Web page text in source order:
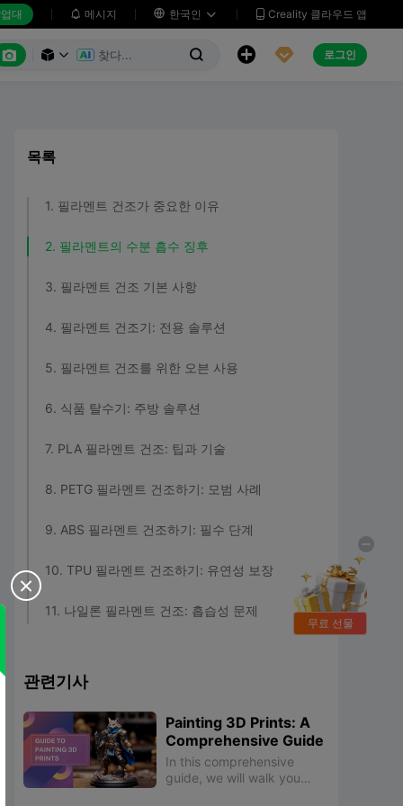
대  메시지  한국인   Creality 클라우드 앱
      로그인
목록
1. 필라멘트 건조가 중요한 이유
2. 필라멘트의 수분 흡수 징후
3. 필라멘트 건조 기본 사항
4. 필라멘트 건조기: 전용 솔루션
5. 필라멘트 건조를 위한 오븐 사용
6. 식품 탈수기: 주방 솔루션
7. PLA 필라멘트 건조: 팁과 기술
8. PETG 필라멘트 건조하기: 모범 사례
9. ABS 필라멘트 건조하기: 필수 단계
10. TPU 필라멘트 건조하기: 유연성 보장
11. 나일론 필라멘트 건조: 흡습성 문제
결론
관련기사
Painting 3D Prints: A
Comprehensive Guide
In this comprehensive
guide, we will walk you
무료 선물
